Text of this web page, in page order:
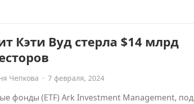
Кэти Вуд стерла $14 млрд
Чепкова · 7 февраля, 2024
фонды (ETF) Ark Investment Management, под